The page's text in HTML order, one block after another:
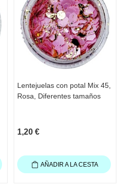
Lentejuelas con potal Mix 45,
Rosa, Diferentes tamaños
1,20 €
AÑADIR A LA CESTA